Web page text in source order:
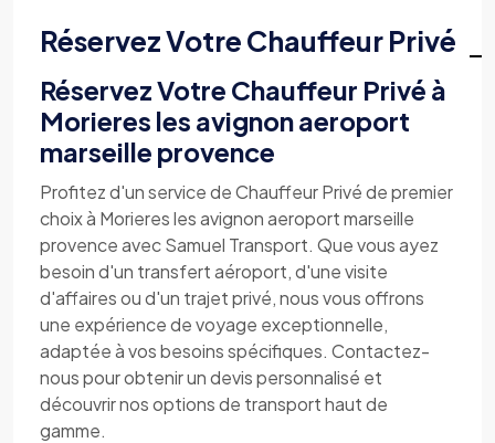
Réservez Votre Chauffeur Privé
Réservez Votre Chauffeur Privé à
Morieres les avignon aeroport
marseille provence
Profitez d'un service de Chauffeur Privé de premier
choix à Morieres les avignon aeroport marseille
provence avec Samuel Transport. Que vous ayez
besoin d'un transfert aéroport, d'une visite
d'affaires ou d'un trajet privé, nous vous offrons
une expérience de voyage exceptionnelle,
adaptée à vos besoins spécifiques. Contactez-
nous pour obtenir un devis personnalisé et
découvrir nos options de transport haut de
gamme.